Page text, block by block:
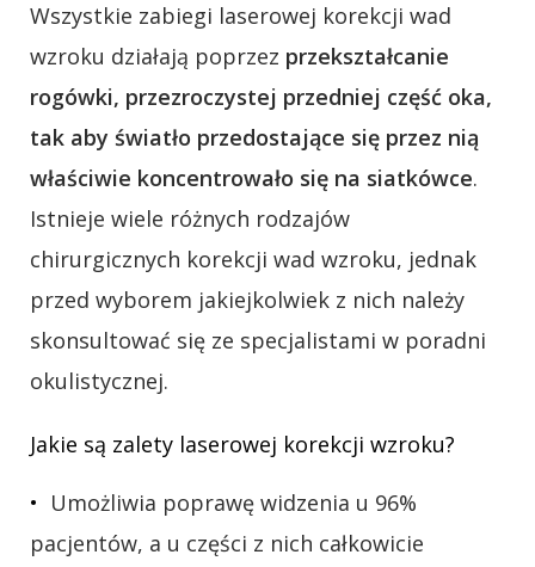
Wszystkie zabiegi laserowej korekcji wad
wzroku działają poprzez przekształcanie
rogówki, przezroczystej przedniej część oka,
tak aby światło przedostające się przez nią
właściwie koncentrowało się na siatkówce.
Istnieje wiele różnych rodzajów
chirurgicznych korekcji wad wzroku, jednak
przed wyborem jakiejkolwiek z nich należy
skonsultować się ze specjalistami w poradni
okulistycznej.
Jakie są zalety laserowej korekcji wzroku?
Umożliwia poprawę widzenia u 96%
pacjentów, a u części z nich całkowicie